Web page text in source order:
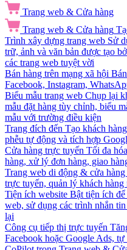
Trang web & Cửa hàng
Trang web & Cửa hàng
Trình xây dựng trang web Sử
trữ, ảnh và văn bản được tạo
các trang web tuyệt vời
Bán hàng trên mạng xã hội
Facebook, Instagram,
Biểu mẫu trang web Chụp lại
mẫu đặt hàng tùy chỉnh, biểu
mẫu với trường điều kiện
Trang đích đến Tạo khách
phễu tự động và tích hợp
Cửa hàng trực tuyến Tối đa
hàng, xử lý đơn hàng, giao
Trang web di động & cửa
trực tuyến, quản lý khách
Tiện ích website Bật tiện ích
web, sử dụng các trình nhắn
lại
Công cụ tiếp thị trực tuyến
Facebook hoặc Google Ads,